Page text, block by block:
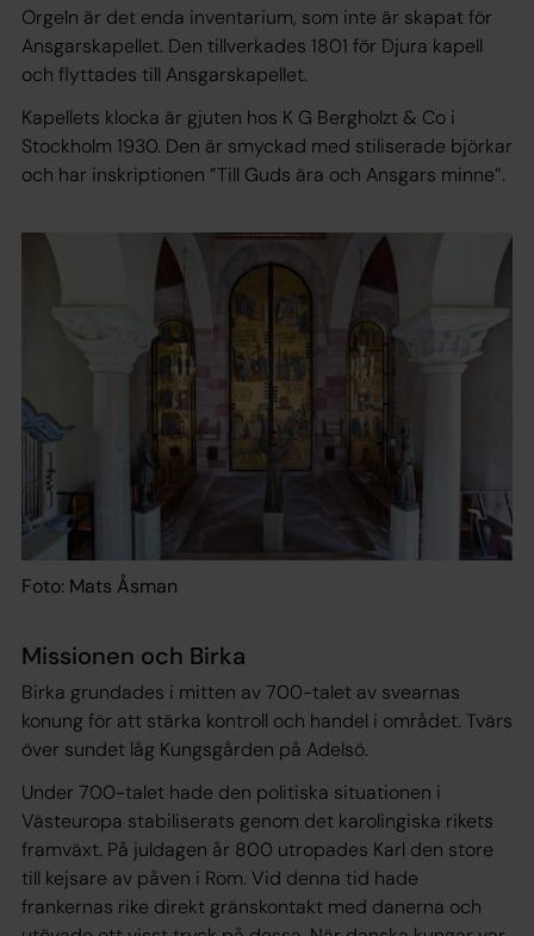
Orgeln är det enda inventarium, som inte är skapat för
Ansgarskapellet. Den tillverkades 1801 för Djura kapell
och flyttades till Ansgarskapellet.
Kapellets klocka är gjuten hos K G Bergholzt & Co i
Stockholm 1930. Den är smyckad med stiliserade björkar
och har inskriptionen ”Till Guds ära och Ansgars minne”.
Foto: Mats Åsman
Missionen och Birka
Birka grundades i mitten av 700-talet av svearnas
konung för att stärka kontroll och handel i området. Tvärs
över sundet låg Kungsgården på Adelsö.
Under 700-talet hade den politiska situationen i
Västeuropa stabiliserats genom det karolingiska rikets
framväxt. På juldagen år 800 utropades Karl den store
till kejsare av påven i Rom. Vid denna tid hade
frankernas rike direkt gränskontakt med danerna och